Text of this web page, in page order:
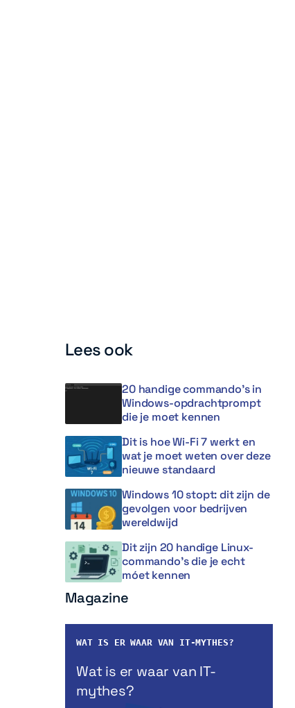
Lees ook
20 handige commando’s in
Windows-opdrachtprompt
die je moet kennen
Dit is hoe Wi-Fi 7 werkt en
wat je moet weten over deze
nieuwe standaard
Windows 10 stopt: dit zijn de
gevolgen voor bedrijven
wereldwijd
Dit zijn 20 handige Linux-
commando’s die je echt
móet kennen
Magazine
WAT IS ER WAAR VAN IT-MYTHES?
Wat is er waar van IT-
mythes?